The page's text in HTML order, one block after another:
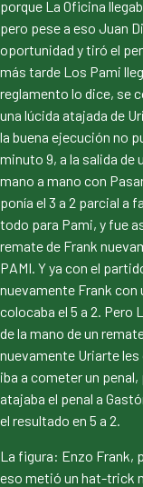
porque La Oficina
pero pese a eso Juan
oportunidad y tiró el
más tarde Los Pami
reglamento lo dice, se
una lúcida atajada de
la buena ejecución no
minuto 9, a la salida de
mano a mano con
ponía el 3 a 2 parcial a
todo para Pami, y fue
remate de Frank
PAMI. Y ya con el
nuevamente Frank con
colocaba el 5 a 2. Pero
de la mano de un
nuevamente Uriarte
iba a cometer un
atajaba el penal a
el resultado en 5 a 2.
La figura: Enzo Frank,
eso metió un hat-trick